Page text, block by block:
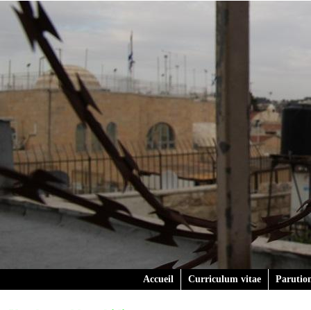
Accueil Curriculum vitae